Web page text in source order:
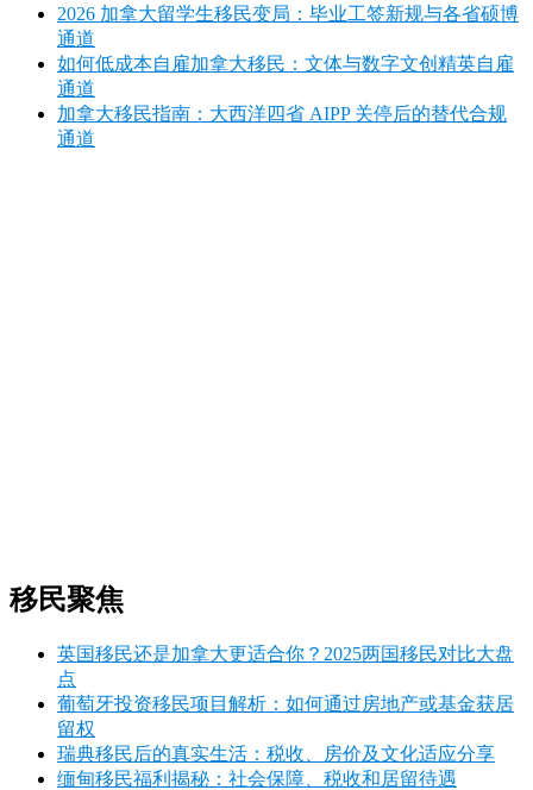
2026 加拿大留学生移民变局：毕业工签新规与各省硕博
通道
如何低成本自雇加拿大移民：文体与数字文创精英自雇
通道
加拿大移民指南：大西洋四省 AIPP 关停后的替代合规
通道
移民聚焦
英国移民还是加拿大更适合你？2025两国移民对比大盘
点
葡萄牙投资移民项目解析：如何通过房地产或基金获居
留权
瑞典移民后的真实生活：税收、房价及文化适应分享
缅甸移民福利揭秘：社会保障、税收和居留待遇